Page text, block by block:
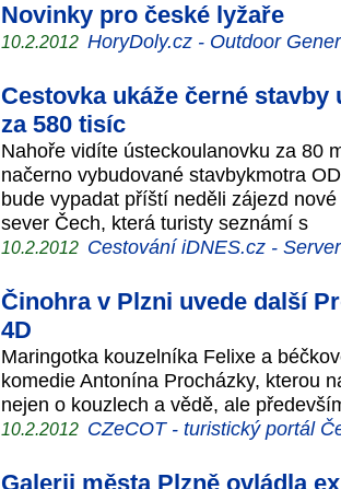
Novinky pro české lyžaře
10.2.2012 HoryDoly.cz - Outdoor
Cestovka ukáže černé
za 580 tisíc
Nahoře vidíte ústeckoulanovku za 80
načerno vybudované stavbykmotra
bude vypadat příští neděli zájezd
sever Čech, která turisty seznámí s
10.2.2012 Cestování iDNES.cz -
Činohra v Plzni uvede další
4D
Maringotka kouzelníka Felixe a
komedie Antonína Procházky, kterou
nejen o kouzlech a vědě, ale
10.2.2012 CZeCOT - turistický portál
Galerii města Plzně ovládla